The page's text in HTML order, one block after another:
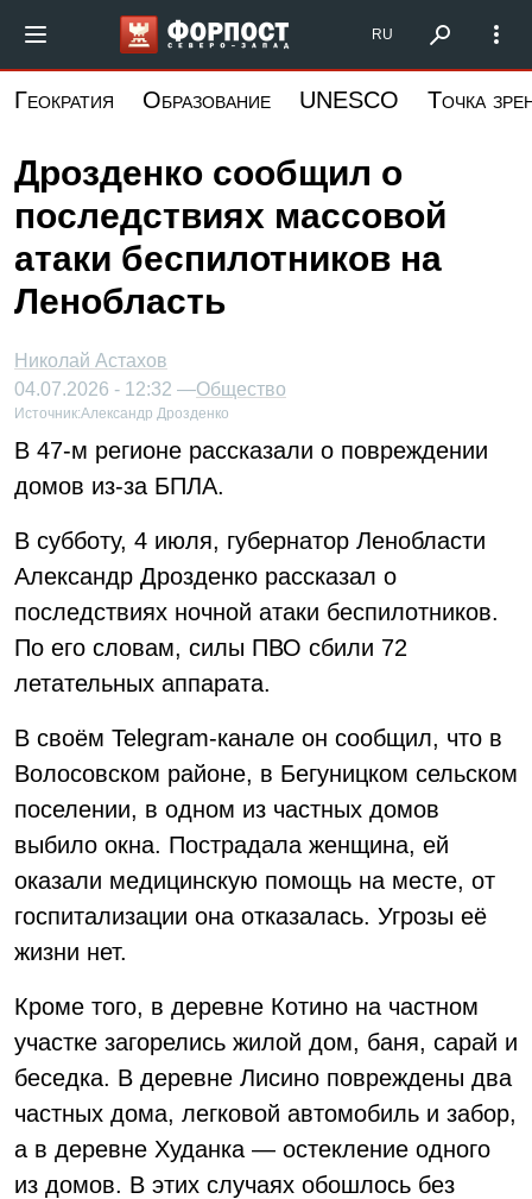
основному
Форпост Северо-Запад
RU
Геократия Образование UNESCO Точка
Дрозденко сообщил о
последствиях массовой
атаки беспилотников на
Ленобласть
Николай Астахов
04.07.2026 - 12:32 —Общество
Источник:Александр Дрозденко
В 47-м регионе рассказали о повреждении
домов из-за БПЛА.
В субботу, 4 июля, губернатор Ленобласти
Александр Дрозденко рассказал о
последствиях ночной атаки беспилотников.
По его словам, силы ПВО сбили 72
летательных аппарата.
В своём Telegram-канале он сообщил, что в
Волосовском районе, в Бегуницком сельском
поселении, в одном из частных домов
выбило окна. Пострадала женщина, ей
оказали медицинскую помощь на месте, от
госпитализации она отказалась. Угрозы её
жизни нет.
Кроме того, в деревне Котино на частном
участке загорелись жилой дом, баня, сарай и
беседка. В деревне Лисино повреждены два
частных дома, легковой автомобиль и забор,
а в деревне Худанка — остекление одного
из домов. В этих случаях обошлось без